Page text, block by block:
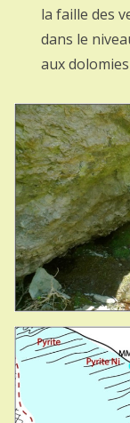
la faille des
dans le
aux